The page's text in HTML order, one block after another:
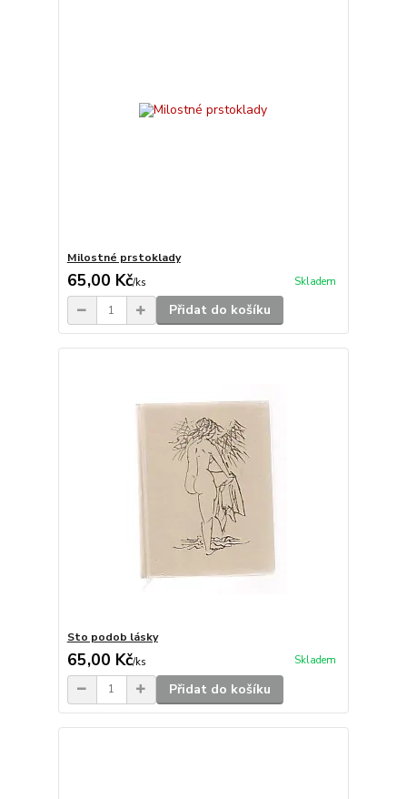
Milostné prstoklady
65,00 Kč/ks Skladem
Přidat do košíku
Sto podob lásky
65,00 Kč/ks Skladem
Přidat do košíku